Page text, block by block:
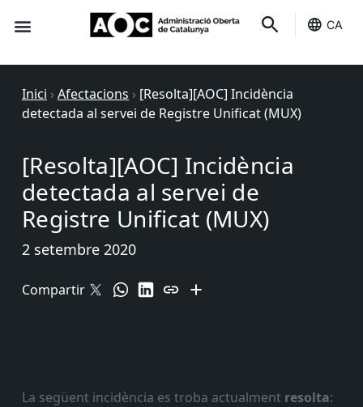
CA
Inici › Afectacions › [Resolta][AOC] Incidència
detectada al servei de Registre Unificat (MUX)
[Resolta][AOC] Incidència
detectada al servei de
Registre Unificat (MUX)
2 setembre 2020
Compartir
La següent incidència es troba actualment resolta: